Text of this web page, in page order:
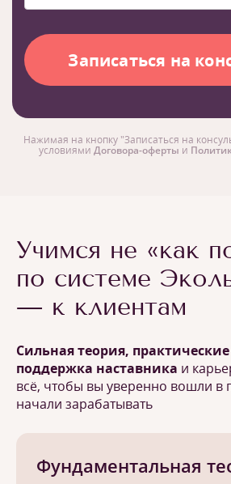
Нажимая на кнопку "Записаться на
условиями Договора-оферты и
Учимся не «как
по системе
— к клиентам
Сильная теория,
поддержка наставника и
всё, чтобы вы уверенно вошли в
начали зарабатывать
Фундаментальная